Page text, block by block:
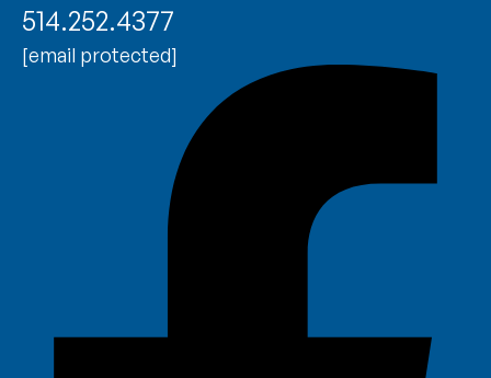
514.252.4377
[email protected]